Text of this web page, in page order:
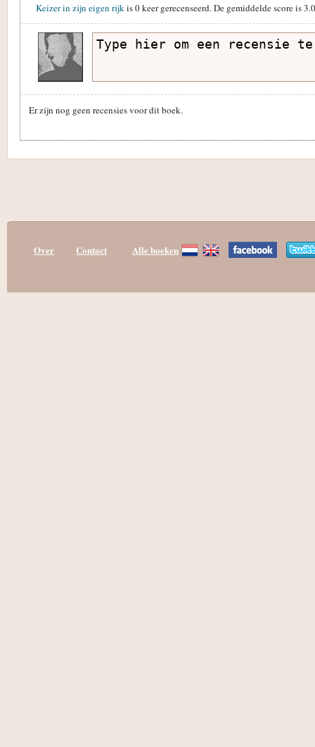
Keizer in zijn eigen rijk is0keer gerecenseerd. De gemiddelde score is3.0
Er zijn nog geen recensies voor dit boek.
Over Contact Alle boeken